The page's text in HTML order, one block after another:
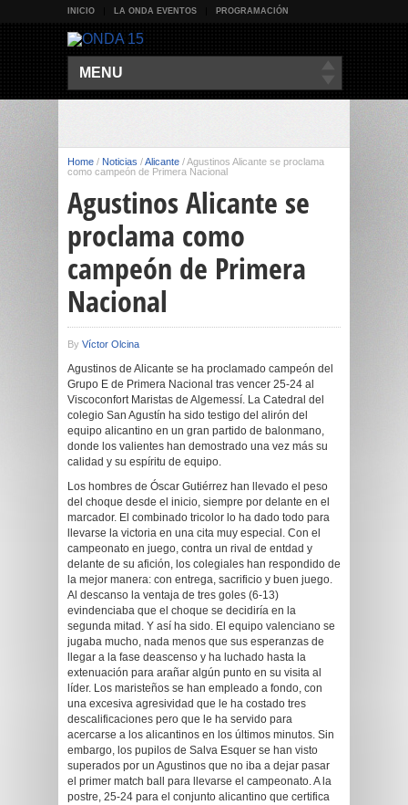
INICIO LA ONDA EVENTOS PROGRAMACIÓN
MENU
Home / Noticias /Alicante /Agustinos Alicante se proclama
como campeón de Primera Nacional
Agustinos Alicante se
proclama como
campeón de Primera
Nacional
By Víctor Olcina
Agustinos de Alicante se ha proclamado campeón del
Grupo E de Primera Nacional tras vencer 25-24 al
Viscoconfort Maristas de Algemessí. La Catedral del
colegio San Agustín ha sido testigo del alirón del
equipo alicantino en un gran partido de balonmano,
donde los valientes han demostrado una vez más su
calidad y su espíritu de equipo.
Los hombres de Óscar Gutiérrez han llevado el peso
del choque desde el inicio, siempre por delante en el
marcador. El combinado tricolor lo ha dado todo para
llevarse la victoria en una cita muy especial. Con el
campeonato en juego, contra un rival de entdad y
delante de su afición, los colegiales han respondido de
la mejor manera: con entrega, sacrificio y buen juego.
Al descanso la ventaja de tres goles (6-13)
evindenciaba que el choque se decidiría en la
segunda mitad. Y así ha sido. El equipo valenciano se
jugaba mucho, nada menos que sus esperanzas de
llegar a la fase deascenso y ha luchado hasta la
extenuación para arañar algún punto en su visita al
líder. Los maristeños se han empleado a fondo, con
una excesiva agresividad que le ha costado tres
descalificaciones pero que le ha servido para
acercarse a los alicantinos en los últimos minutos. Sin
embargo, los pupilos de Salva Esquer se han visto
superados por un Agustinos que no iba a dejar pasar
el primer match ball para llevarse el campeonato. A la
postre, 25-24 para el conjunto alicantino que certifica